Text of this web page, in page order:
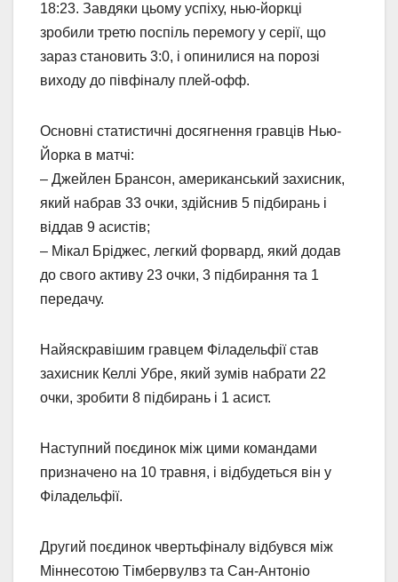
18:23. Завдяки цьому успіху, нью-йоркці
зробили третю поспіль перемогу у серії, що
зараз становить 3:0, і опинилися на порозі
виходу до півфіналу плей-офф.
Основні статистичні досягнення гравців Нью-
Йорка в матчі:
– Джейлен Брансон, американський захисник,
який набрав 33 очки, здійснив 5 підбирань і
віддав 9 асистів;
– Мікал Бріджес, легкий форвард, який додав
до свого активу 23 очки, 3 підбирання та 1
передачу.
Найяскравішим гравцем Філадельфії став
захисник Келлі Убре, який зумів набрати 22
очки, зробити 8 підбирань і 1 асист.
Наступний поєдинок між цими командами
призначено на 10 травня, і відбудеться він у
Філадельфії.
Другий поєдинок чвертьфіналу відбувся між
Міннесотою Тімбервулвз та Сан-Антоніо